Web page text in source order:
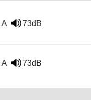
A 73dB
A 73dB